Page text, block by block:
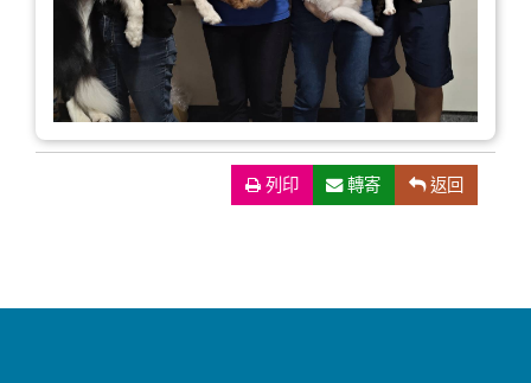
列印（另開新視窗）
轉寄 返回